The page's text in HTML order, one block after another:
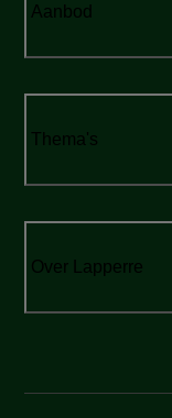
Aanbod
Thema's
Over Lapperre